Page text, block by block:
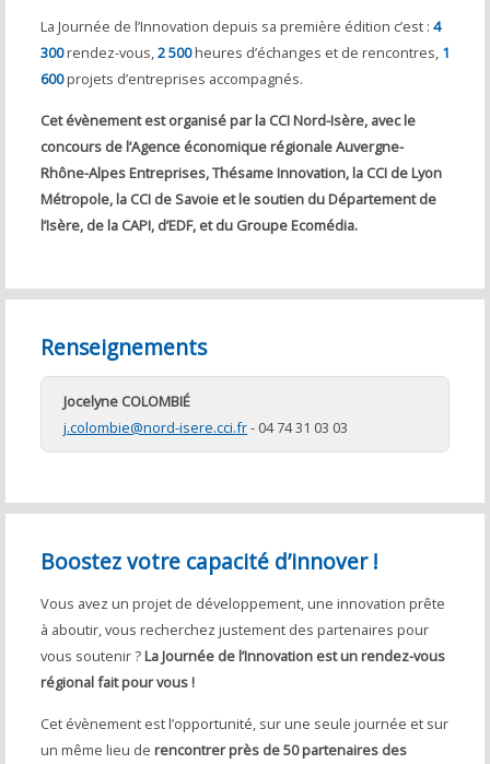
La Journée de l’Innovation depuis sa première édition c’est : 4
300rendez-vous,2 500heures d’échanges et de rencontres, 1
600projets d’entreprises accompagnés.
Cet évènement est organisé par la CCI Nord-Isère, avec le
concours de l’Agence économique régionale Auvergne-
Rhône-Alpes Entreprises, Thésame Innovation, la CCI de Lyon
Métropole, la CCI de Savoie et le soutien du Département de
l’Isère, de la CAPI, d’EDF, et du Groupe Ecomédia.
Renseignements
Jocelyne COLOMBIÉ
j.colombie@nord-isere.cci.fr- 04 74 31 03 03
Boostez votre capacité d’innover !
Vous avez un projet de développement, une innovation prête
à aboutir, vous recherchez justement des partenaires pour
vous soutenir ? La Journée de l’Innovation est un rendez-vous
régional fait pour vous !
Cet évènement est l’opportunité, sur une seule journée et sur
un même lieu de rencontrer près de 50 partenaires des